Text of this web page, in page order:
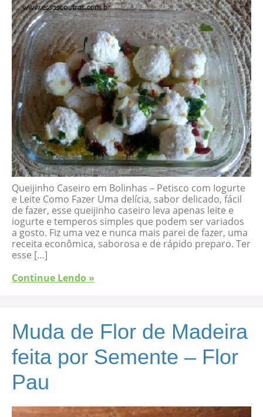
Queijinho Caseiro em Bolinhas – Petisco com Iogurte
e Leite Como Fazer Uma delícia, sabor delicado, fácil
de fazer, esse queijinho caseiro leva apenas leite e
iogurte e temperos simples que podem ser variados
a gosto. Fiz uma vez e nunca mais parei de fazer, uma
receita econômica, saborosa e de rápido preparo. Ter
esse […]
Continue Lendo »
Muda de Flor de Madeira
feita por Semente – Flor
Pau